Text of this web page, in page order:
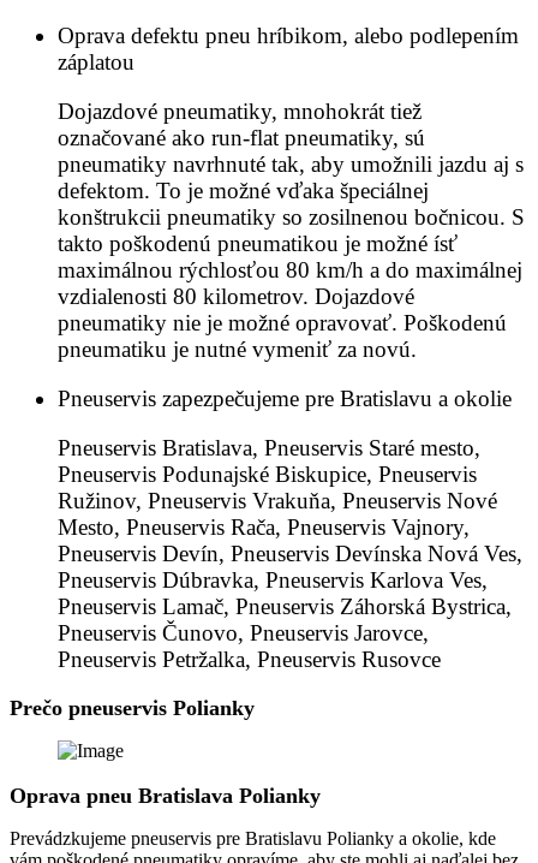
Oprava defektu pneu hríbikom, alebo podlepením
záplatou
Dojazdové pneumatiky, mnohokrát tiež
označované ako run-flat pneumatiky, sú
pneumatiky navrhnuté tak, aby umožnili jazdu aj s
defektom. To je možné vďaka špeciálnej
konštrukcii pneumatiky so zosilnenou bočnicou. S
takto poškodenú pneumatikou je možné ísť
maximálnou rýchlosťou 80 km/h a do maximálnej
vzdialenosti 80 kilometrov. Dojazdové
pneumatiky nie je možné opravovať. Poškodenú
pneumatiku je nutné vymeniť za novú.
Pneuservis zapezpečujeme pre Bratislavu a okolie
Pneuservis Bratislava, Pneuservis Staré mesto,
Pneuservis Podunajské Biskupice, Pneuservis
Ružinov, Pneuservis Vrakuňa, Pneuservis Nové
Mesto, Pneuservis Rača, Pneuservis Vajnory,
Pneuservis Devín, Pneuservis Devínska Nová Ves,
Pneuservis Dúbravka, Pneuservis Karlova Ves,
Pneuservis Lamač, Pneuservis Záhorská Bystrica,
Pneuservis Čunovo, Pneuservis Jarovce,
Pneuservis Petržalka, Pneuservis Rusovce
Prečo pneuservis Polianky
Oprava pneu Bratislava Polianky
Prevádzkujeme pneuservis pre Bratislavu Polianky a okolie, kde